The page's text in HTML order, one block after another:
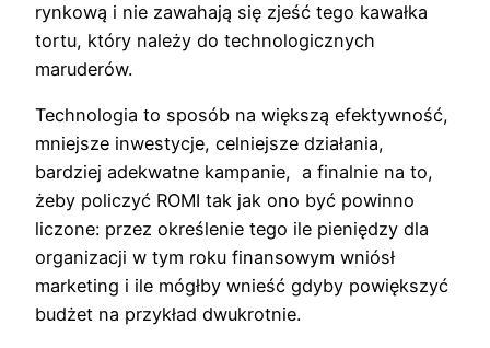
rynkową i nie zawahają się zjeść tego kawałka
tortu, który należy do technologicznych
maruderów.
Technologia to sposób na większą efektywność,
mniejsze inwestycje, celniejsze działania,
bardziej adekwatne kampanie, a finalnie na to,
żeby policzyć ROMI tak jak ono być powinno
liczone: przez określenie tego ile pieniędzy dla
organizacji w tym roku finansowym wniósł
marketing i ile mógłby wnieść gdyby powiększyć
budżet na przykład dwukrotnie.